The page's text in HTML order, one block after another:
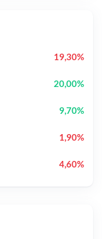
19,30%
20,00%
9,70%
1,90%
4,60%